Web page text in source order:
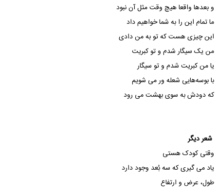
و بعدها واقعا هیچ وقت مثل آن نبود
ما تمام این را به شما خواهیم داد
این چیزی هست که تو به من دادی
من یک سیگار شدم و تو کبریت
یا من کبریت شدم و تو سیگار
با بوسه‌هایی شعله ور می شویم
که دودش به سوی بهشت می رود
شعر دیگر
وقتی کودک هستی
یاد می گیری که سه بُعد وجود دارد
طول، عرض و ارتفاع